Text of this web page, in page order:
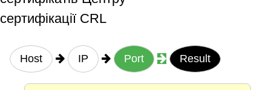
сертифікації CRL
Host IP Port Result